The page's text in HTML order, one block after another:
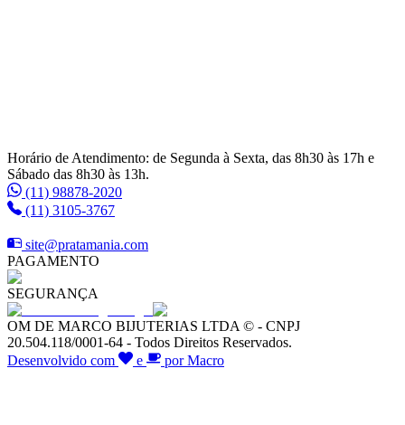
Horário de Atendimento: de Segunda à Sexta, das 8h30 às 17h e
Sábado das 8h30 às 13h.
(11) 98878-2020
(11) 3105-3767
site@pratamania.com
PAGAMENTO
SEGURANÇA
OM DE MARCO BIJUTERIAS LTDA © - CNPJ
20.504.118/0001-64 - Todos Direitos Reservados.
Desenvolvido com
e por Macro